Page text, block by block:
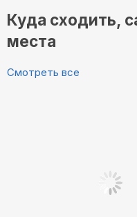
Куда сходить,
места
Смотреть все